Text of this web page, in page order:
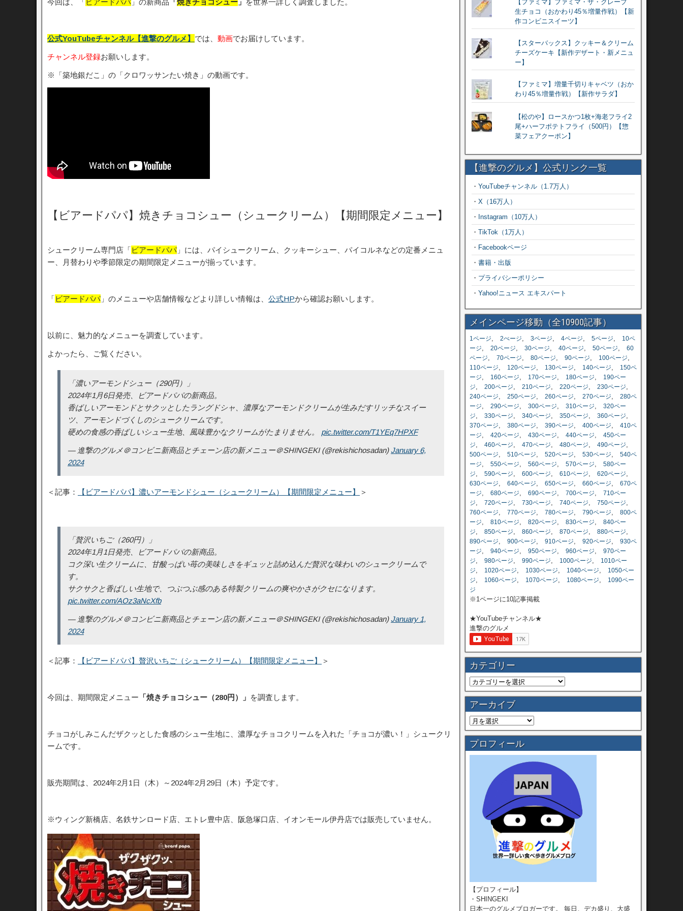
今回は、「ビアードパパ」の新商品 「焼きチョコシュー 」 を世界一詳しく調査しました。
公式YouTubeチャンネル【進撃のグルメ】 では、 動画でお届けしています。
チャンネル登録お願いします。
※「築地銀だこ」の「クロワッサンたい焼き」の動画です。
【ビアードパパ】焼きチョコシュー（シュークリーム）【期間限定メニュー】
シュークリーム専門店「ビアードパパ」には、パイシュークリーム、クッキーシュー、パイコルネなどの定番メニュ
ー、月替わりや季節限定の期間限定メニューが揃っています。
「ビアードパパ」のメニューや店舗情報などより詳しい情報は、 公式HPから確認お願いします。
以前に、魅力的なメニューを調査しています。
よかったら、ご覧ください。
「濃いアーモンドシュー（290円）」
2024年1月6日発売、ビアードパパの新商品。
香ばしいアーモンドとサクッとしたラングドシャ、濃厚なアーモンドクリームが生みだすリッチなスイー
ツ、アーモンドづくしのシュークリームです。
硬めの食感の香ばしいシュー生地、風味豊かなクリームがたまりません。 pic.twitter.com/T1YEq7HPXF
— 進撃のグルメ＠コンビニ新商品とチェーン店の新メニュー＠SHINGEKI (@rekishichosadan) January 6,
2024
＜記事： 【ビアードパパ】濃いアーモンドシュー（シュークリーム）【期間限定メニュー】 ＞
「贅沢いちご（260円）」
2024年1月1日発売、ビアードパパの新商品。
コク深い生クリームに、甘酸っぱい苺の美味しさをギュッと詰め込んだ贅沢な味わいのシュークリームで
す。
サクサクと香ばしい生地で、つぶつぶ感のある特製クリームの爽やかさがクセになります。
pic.twitter.com/AOz3aNcXfb
— 進撃のグルメ＠コンビニ新商品とチェーン店の新メニュー＠SHINGEKI (@rekishichosadan) January 1,
2024
＜記事： 【ビアードパパ】贅沢いちご（シュークリーム）【期間限定メニュー】 ＞
今回は、期間限定メニュー 「焼きチョコシュー（280円）」 を調査します。
チョコがしみこんだザクッとした食感のシュー生地に、濃厚なチョコクリームを入れた「チョコが濃い！」シュークリ
ームです。
販売期間は、2024年2月1日（木）～2024年2月29日（木）予定です。
※ウィング新橋店、名鉄サンロード店、エトレ豊中店、阪急塚口店、イオンモール伊丹店では販売していません。
【ファミマ】ファミマ・ザ・クレープ
生チョコ（おかわり45％増量作戦）【新
作コンビニスイーツ】
【スターバックス】クッキー＆クリーム
チーズケーキ【新作デザート・新メニュ
ー】
【ファミマ】増量千切りキャベツ（おか
わり45％増量作戦）【新作サラダ】
【松のや】ロースかつ1枚+海老フライ2
尾+ハーフポテトフライ（500円）【惣
菜フェアクーポン】
【進撃のグルメ】公式リンク一覧
・ YouTubeチャンネル（1.7万人）
・ X（16万人）
・ Instagram（10万人）
・ TikTok（1万人）
・ Facebookページ
・ 書籍・出版
・ プライバシーポリシー
・ Yahoo!ニュース エキスパート
メインページ移動（全10900記事）
1ページ, 2ぺージ, 3ページ, 4ページ, 5ページ,
10ペ
ージ, 20ページ, 30ページ, 40ページ, 50ページ, 60
ページ, 70ページ, 80ページ, 90ページ, 100ページ,
110ページ, 120ページ, 130ページ, 140ページ,
150ペ
ージ, 160ページ, 170ページ, 180ページ,
190ペー
ジ, 200ページ, 210ページ, 220ページ, 230ページ,
240ページ, 250ページ, 260ページ, 270ページ, 280ペ
ージ, 290ページ, 300ページ, 310ページ, 320ペー
ジ, 330ページ, 340ページ, 350ページ, 360ページ,
370ページ, 380ページ, 390ページ, 400ページ, 410ペ
ージ, 420ページ, 430ページ, 440ページ, 450ペー
ジ, 460ページ, 470ページ, 480ページ, 490ページ,
500ページ, 510ページ, 520ページ, 530ページ, 540ペ
ージ, 550ページ, 560ページ, 570ページ, 580ペー
ジ, 590ページ, 600ページ, 610ページ, 620ページ,
630ページ, 640ページ, 650ページ, 660ページ, 670ペ
ージ, 680ページ, 690ページ, 700ページ, 710ペー
ジ, 720ページ, 730ページ, 740ページ, 750ページ,
760ページ, 770ページ, 780ページ, 790ページ, 800ペ
ージ, 810ページ, 820ページ, 830ページ, 840ペー
ジ, 850ページ, 860ページ, 870ページ, 880ページ,
890ページ, 900ページ, 910ページ, 920ページ, 930ペ
ージ, 940ページ, 950ページ, 960ページ, 970ペー
ジ, 980ページ, 990ページ, 1000ページ,
1010ペー
ジ, 1020ページ, 1030ページ, 1040ページ,
1050ペー
ジ, 1060ページ, 1070ページ, 1080ページ,
1090ペー
ジ
※1ページに10記事掲載
★YouTubeチャンネル★
進撃のグルメ
カテゴリー
アーカイブ
プロフィール
【プロフィール】
・SHINGEKI
日本一のグルメブロガーです。 毎日、デカ盛り、大盛